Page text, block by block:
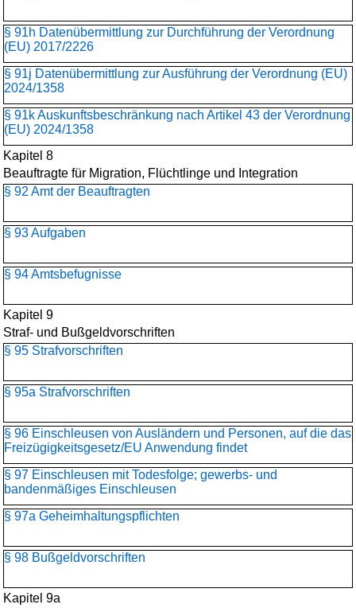
§ 91h Datenübermittlung zur Durchführung der Verordnung
(EU) 2017/2226
§ 91j Datenübermittlung zur Ausführung der Verordnung (EU)
2024/1358
§ 91k Auskunftsbeschränkung nach Artikel 43 der Verordnung
(EU) 2024/1358
Kapitel 8
Beauftragte für Migration, Flüchtlinge und Integration
§ 92 Amt der Beauftragten
§ 93 Aufgaben
§ 94 Amtsbefugnisse
Kapitel 9
Straf- und Bußgeldvorschriften
§ 95 Strafvorschriften
§ 95a Strafvorschriften
§ 96 Einschleusen von Ausländern und Personen, auf die das
Freizügigkeitsgesetz/EU Anwendung findet
§ 97 Einschleusen mit Todesfolge; gewerbs- und
bandenmäßiges Einschleusen
§ 97a Geheimhaltungspflichten
§ 98 Bußgeldvorschriften
Kapitel 9a